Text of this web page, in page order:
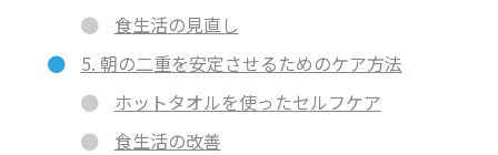
食生活の見直し
5. 朝の二重を安定させるためのケア方法
ホットタオルを使ったセルフケア
食生活の改善